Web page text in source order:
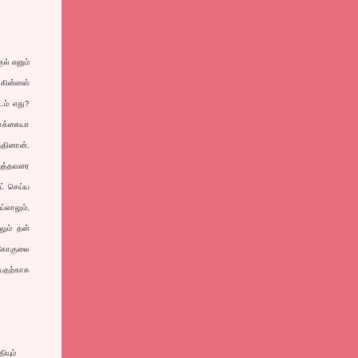
எனும்
கின்னஸ்
எது?
செய்ய
தன்